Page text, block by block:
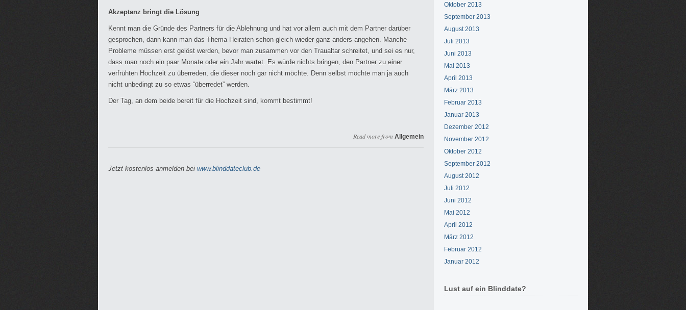
Akzeptanz bringt die Lösung
Kennt man die Gründe des Partners für die Ablehnung und hat vor allem auch mit dem Partner darüber
gesprochen, dann kann man das Thema Heiraten schon gleich wieder ganz anders angehen. Manche
Probleme müssen erst gelöst werden, bevor man zusammen vor den Traualtar schreitet, und sei es nur,
dass man noch ein paar Monate oder ein Jahr wartet. Es würde nichts bringen, den Partner zu einer
verfrühten Hochzeit zu überreden, die dieser noch gar nicht möchte. Denn selbst möchte man ja auch
nicht unbedingt zu so etwas “überredet” werden.
Der Tag, an dem beide bereit für die Hochzeit sind, kommt bestimmt!
Read more from Allgemein
Jetzt kostenlos anmelden bei www.blinddateclub.de
Oktober 2013
September 2013
August 2013
Juli 2013
Juni 2013
Mai 2013
April 2013
März 2013
Februar 2013
Januar 2013
Dezember 2012
November 2012
Oktober 2012
September 2012
August 2012
Juli 2012
Juni 2012
Mai 2012
April 2012
März 2012
Februar 2012
Januar 2012
Lust auf ein Blinddate?